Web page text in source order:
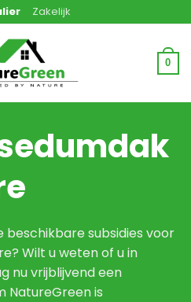
Zakelijk
0
beschikbare subsidies voor
Wilt u weten of u in
nu vrijblijvend een
NatureGreen is